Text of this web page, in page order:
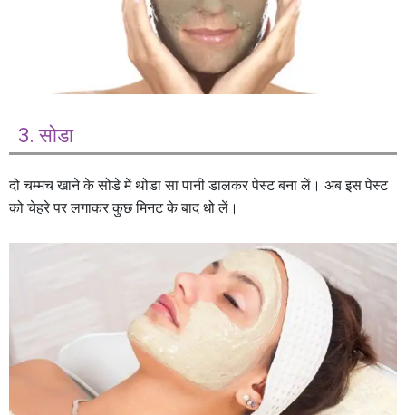
3. सोडा
दो चम्मच खाने के सोडे में थोडा सा पानी डालकर पेस्ट बना लें। अब इस पेस्ट
को चेहरे पर लगाकर कुछ मिनट के बाद धो लें।